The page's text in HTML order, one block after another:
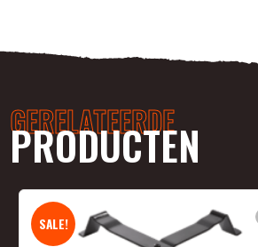
GERELATEERDE
PRODUCTEN
SALE!